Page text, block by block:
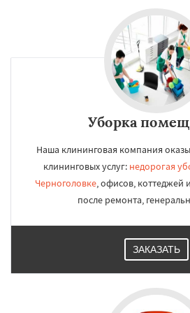
Уборка
Наша клининговая компания
клининговых услуг: недорогая
Черноголовке, офисов, коттеджей
после ремонта,
ЗАКАЗАТЬ